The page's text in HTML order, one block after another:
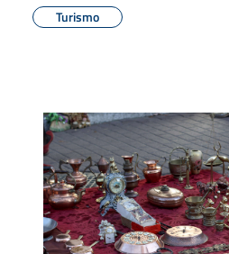
Turismo